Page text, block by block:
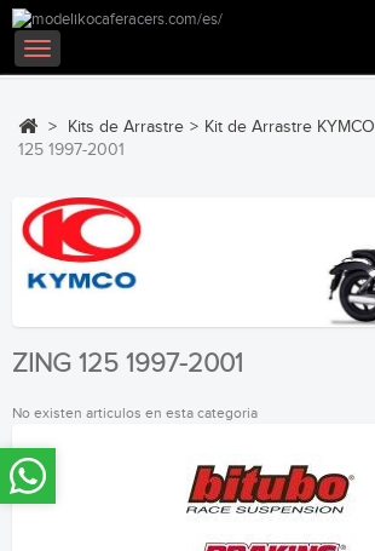
Navegación
Toggle
> Kits de Arrastre > Kit de Arrastre KYMCO
125 1997-2001
ZING 125 1997-2001
No existen articulos en esta categoria